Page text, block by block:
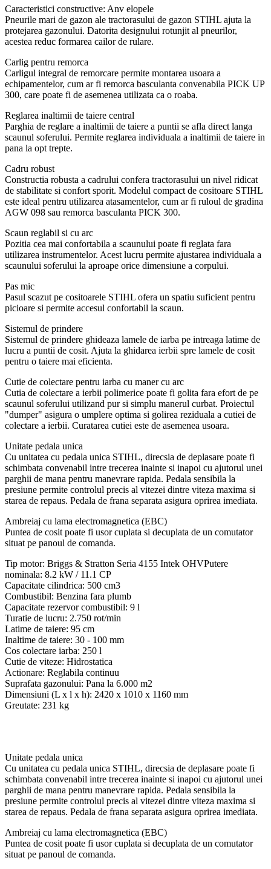
Caracteristici constructive: Anv elopele
Pneurile mari de gazon ale tractorasului de gazon STIHL ajuta la
protejarea gazonului. Datorita designului rotunjit al pneurilor,
acestea reduc formarea cailor de rulare.
Carlig pentru remorca
Carligul integral de remorcare permite montarea usoara a
echipamentelor, cum ar fi remorca basculanta convenabila PICK UP
300, care poate fi de asemenea utilizata ca o roaba.
Reglarea inaltimii de taiere central
Parghia de reglare a inaltimii de taiere a puntii se afla direct langa
scaunul soferului. Permite reglarea individuala a inaltimii de taiere in
pana la opt trepte.
Cadru robust
Constructia robusta a cadrului confera tractorasului un nivel ridicat
de stabilitate si confort sporit. Modelul compact de cositoare STIHL
este ideal pentru utilizarea atasamentelor, cum ar fi ruloul de gradina
AGW 098 sau remorca basculanta PICK 300.
Scaun reglabil si cu arc
Pozitia cea mai confortabila a scaunului poate fi reglata fara
utilizarea instrumentelor. Acest lucru permite ajustarea individuala a
scaunului soferului la aproape orice dimensiune a corpului.
Pas mic
Pasul scazut pe cositoarele STIHL ofera un spatiu suficient pentru
picioare si permite accesul confortabil la scaun.
Sistemul de prindere
Sistemul de prindere ghideaza lamele de iarba pe intreaga latime de
lucru a puntii de cosit. Ajuta la ghidarea ierbii spre lamele de cosit
pentru o taiere mai eficienta.
Cutie de colectare pentru iarba cu maner cu arc
Cutia de colectare a ierbii polimerice poate fi golita fara efort de pe
scaunul soferului utilizand pur si simplu manerul curbat. Proiectul
"dumper" asigura o umplere optima si golirea reziduala a cutiei de
colectare a ierbii. Curatarea cutiei este de asemenea usoara.
Unitate pedala unica
Cu unitatea cu pedala unica STIHL, direcsia de deplasare poate fi
schimbata convenabil intre trecerea inainte si inapoi cu ajutorul unei
parghii de mana pentru manevrare rapida. Pedala sensibila la
presiune permite controlul precis al vitezei dintre viteza maxima si
starea de repaus. Pedala de frana separata asigura oprirea imediata.
Ambreiaj cu lama electromagnetica (EBC)
Puntea de cosit poate fi usor cuplata si decuplata de un comutator
situat pe panoul de comanda.
Tip motor: Briggs & Stratton Seria 4155 Intek OHVPutere
nominala: 8.2 kW / 11.1 CP
Capacitate cilindrica: 500 cm3
Combustibil: Benzina fara plumb
Capacitate rezervor combustibil: 9 l
Turatie de lucru: 2.750 rot/min
Latime de taiere: 95 cm
Inaltime de taiere: 30 - 100 mm
Cos colectare iarba: 250 l
Cutie de viteze: Hidrostatica
Actionare: Reglabila continuu
Suprafata gazonului: Pana la 6.000 m2
Dimensiuni (L x l x h): 2420 x 1010 x 1160 mm
Greutate: 231 kg
Unitate pedala unica
Cu unitatea cu pedala unica STIHL, direcsia de deplasare poate fi
schimbata convenabil intre trecerea inainte si inapoi cu ajutorul unei
parghii de mana pentru manevrare rapida. Pedala sensibila la
presiune permite controlul precis al vitezei dintre viteza maxima si
starea de repaus. Pedala de frana separata asigura oprirea imediata.
Ambreiaj cu lama electromagnetica (EBC)
Puntea de cosit poate fi usor cuplata si decuplata de un comutator
situat pe panoul de comanda.